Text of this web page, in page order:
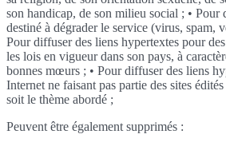
son handicap, de son milieu social ; • Pour
destiné à dégrader le service (virus, spam,
Pour diffuser des liens hypertextes pour
les lois en vigueur dans son pays, à
bonnes mœurs ; • Pour diffuser des liens
Internet ne faisant pas partie des sites
soit le thème abordé ;
Peuvent être également supprimés :